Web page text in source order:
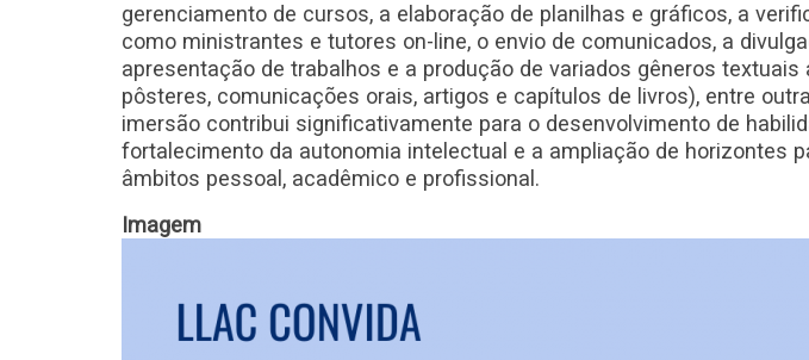
gerenciamento de cursos, a elaboração de planilhas e gráficos, a
como ministrantes e tutores on-line, o envio de comunicados, a
apresentação de trabalhos e a produção de variados gêneros
pôsteres, comunicações orais, artigos e capítulos de livros), entre
imersão contribui significativamente para o desenvolvimento de
fortalecimento da autonomia intelectual e a ampliação de horizontes
âmbitos pessoal, acadêmico e profissional.
Imagem